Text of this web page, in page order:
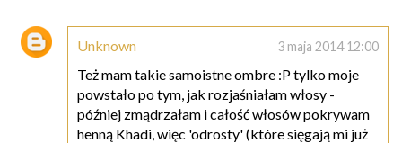
Unknown 3 maja 2014 12:00
Też mam takie samoistne ombre :P tylko moje
powstało po tym, jak rozjaśniałam włosy -
później zmądrzałam i całość włosów pokrywam
henną Khadi, więc 'odrosty' (które sięgają mi już